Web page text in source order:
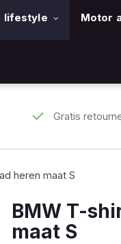
lifestyle Motor
Gratis
heren maat S
BMW T-
maat S